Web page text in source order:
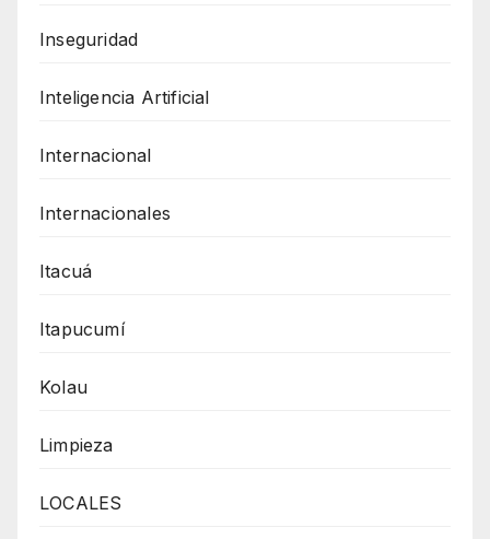
Inseguridad
Inteligencia Artificial
Internacional
Internacionales
Itacuá
Itapucumí
Kolau
Limpieza
LOCALES